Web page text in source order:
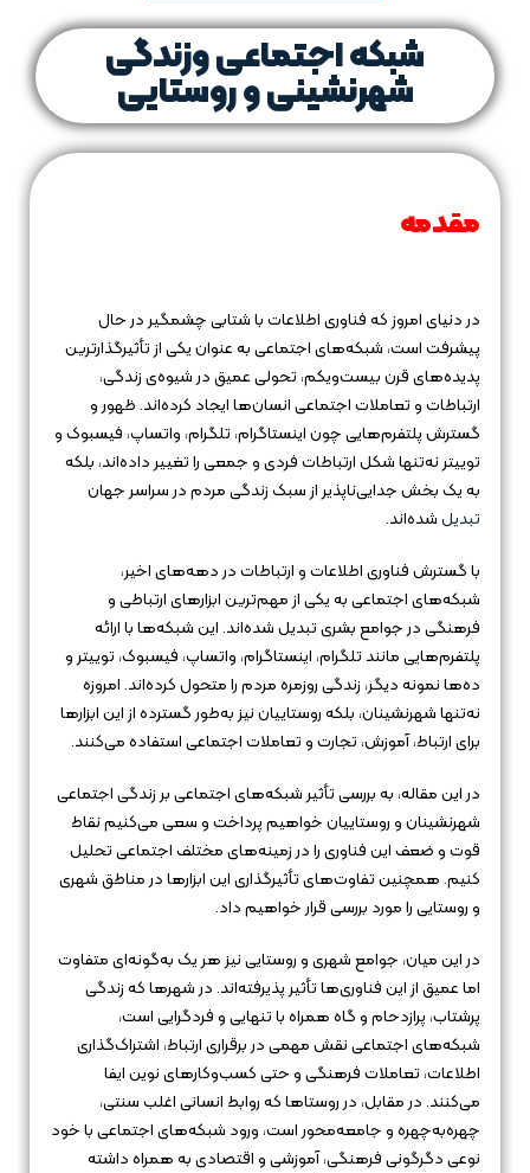
شبکه‌ اجتماعی وزندگی
شهرنشینی و روستایی
مقدمه
در دنیای امروز که فناوری اطلاعات با شتابی چشمگیر در حال
پیشرفت است، شبکه‌های اجتماعی به عنوان یکی از تأثیرگذارترین
پدیده‌های قرن بیست‌و‌یکم، تحولی عمیق در شیوه‌ی زندگی،
ارتباطات و تعاملات اجتماعی انسان‌ها ایجاد کرده‌اند. ظهور و
گسترش پلتفرم‌هایی چون اینستاگرام، تلگرام، واتساپ، فیسبوک و
توییتر نه‌تنها شکل ارتباطات فردی و جمعی را تغییر داده‌اند، بلکه
به یک بخش جدایی‌ناپذیر از سبک زندگی مردم در سراسر جهان
تبدیلشده‌اند.
با گسترش فناوری اطلاعات و ارتباطات در دهه‌های اخیر،
شبکه‌های اجتماعی به یکی از مهم‌ترین ابزارهای ارتباطی و
فرهنگی در جوامع بشری تبدیل شده‌اند. این شبکه‌ها با ارائه
پلتفرم‌هایی مانند تلگرام، اینستاگرام، واتساپ، فیسبوک، توییتر و
ده‌ها نمونه دیگر، زندگی روزمره مردم را متحول کرده‌اند. امروزه
نه‌تنها شهرنشینان، بلکه روستاییان نیز به‌طور گسترده از این ابزارها
برای ارتباط، آموزش، تجارت و تعاملات اجتماعی استفاده می‌کنند.
در این مقاله، به بررسی تأثیر شبکه‌های اجتماعی بر زندگی اجتماعی
شهرنشینان و روستاییان خواهیم پرداخت و سعی می‌کنیم نقاط
قوت و ضعف این فناوری را در زمینه‌های مختلف اجتماعی تحلیل
کنیم. همچنین تفاوت‌های تأثیرگذاری این ابزارها در مناطق شهری
و روستایی را مورد بررسی قرار خواهیم داد.
در این میان، جوامع شهری و روستایی نیز هر یک به‌گونه‌ای متفاوت
اما عمیق از این فناوری‌ها تأثیر پذیرفته‌اند. در شهرها که زندگی
پرشتاب، پرازدحام و گاه همراه با تنهایی و فردگرایی است،
شبکه‌های اجتماعی نقش مهمی در برقراری ارتباط، اشتراک‌گذاری
اطلاعات، تعاملات فرهنگی و حتی کسب‌وکارهای نوین ایفا
می‌کنند. در مقابل، در روستاها که روابط انسانی اغلب سنتی،
چهره‌به‌چهره و جامعه‌محور است، ورود شبکه‌های اجتماعی با خود
نوعی دگرگونی فرهنگی، آموزشی و اقتصادی به همراه داشته